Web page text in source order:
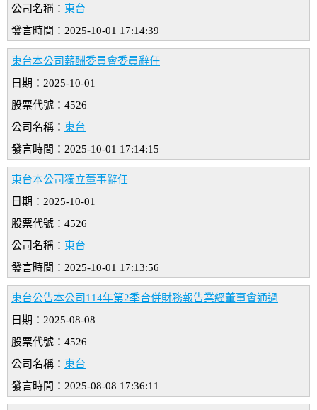
公司名稱： 東台
發言時間：2025-10-01 17:14:39
東台本公司薪酬委員會委員辭任
日期：2025-10-01
股票代號：4526
公司名稱： 東台
發言時間：2025-10-01 17:14:15
東台本公司獨立董事辭任
日期：2025-10-01
股票代號：4526
公司名稱： 東台
發言時間：2025-10-01 17:13:56
東台公告本公司114年第2季合併財務報告業經董事會通過
日期：2025-08-08
股票代號：4526
公司名稱： 東台
發言時間：2025-08-08 17:36:11